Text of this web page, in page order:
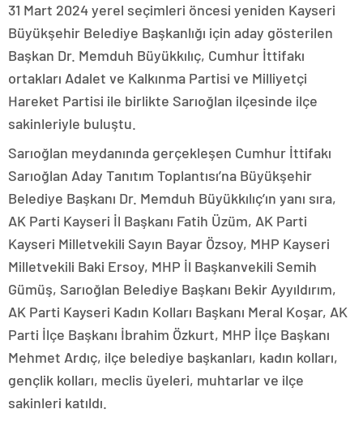
31 Mart 2024 yerel seçimleri öncesi yeniden Kayseri
Büyükşehir Belediye Başkanlığı için aday gösterilen
Başkan Dr. Memduh Büyükkılıç, Cumhur İttifakı
ortakları Adalet ve Kalkınma Partisi ve Milliyetçi
Hareket Partisi ile birlikte Sarıoğlan ilçesinde ilçe
sakinleriyle buluştu.
Sarıoğlan meydanında gerçekleşen Cumhur İttifakı
Sarıoğlan Aday Tanıtım Toplantısı’na Büyükşehir
Belediye Başkanı Dr. Memduh Büyükkılıç’ın yanı sıra,
AK Parti Kayseri İl Başkanı Fatih Üzüm, AK Parti
Kayseri Milletvekili Sayın Bayar Özsoy, MHP Kayseri
Milletvekili Baki Ersoy, MHP İl Başkanvekili Semih
Gümüş, Sarıoğlan Belediye Başkanı Bekir Ayyıldırım,
AK Parti Kayseri Kadın Kolları Başkanı Meral Koşar, AK
Parti İlçe Başkanı İbrahim Özkurt, MHP İlçe Başkanı
Mehmet Ardıç, ilçe belediye başkanları, kadın kolları,
gençlik kolları, meclis üyeleri, muhtarlar ve ilçe
sakinleri katıldı.